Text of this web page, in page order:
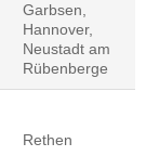
Garbsen,
Hannover,
Neustadt am
Rübenberge
Rethen